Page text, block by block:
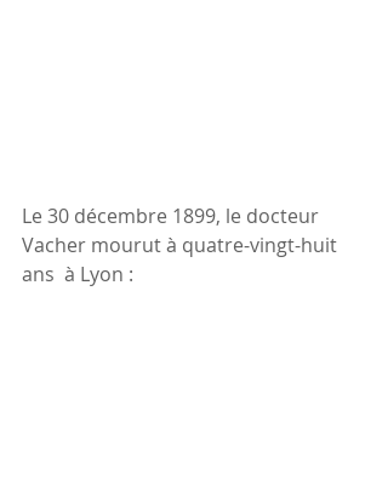
Le 30 décembre 1899, le docteur
Vacher mourut à quatre-vingt-huit
ans  à Lyon :